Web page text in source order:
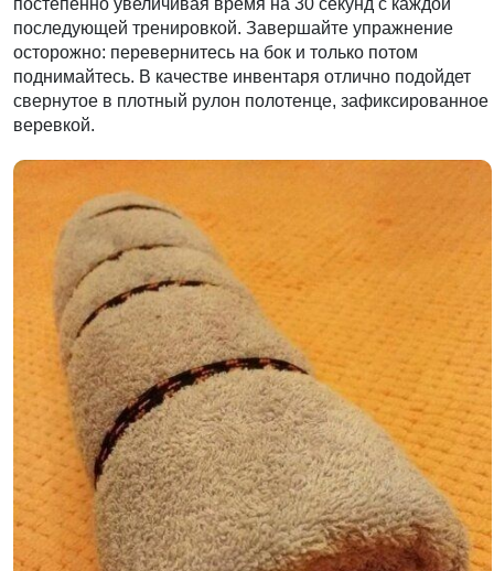
последующей тренировкой. Завершайте упражнение
осторожно: перевернитесь на бок и только потом
поднимайтесь. В качестве инвентаря отлично подойдет
свернутое в плотный рулон полотенце, зафиксированное
веревкой.